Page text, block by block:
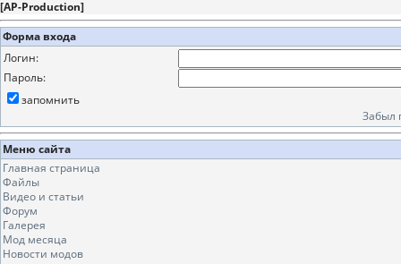
[AP-Production]
Форма входа
Логин:
Пароль:
запомнить
Забыл
Меню сайта
Главная страница
Файлы
Видео и статьи
Форум
Галерея
Мод месяца
Новости модов